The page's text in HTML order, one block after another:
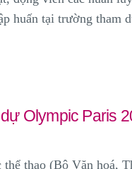
huấn tại trường tham
Olympic Paris
thao (Bộ Văn hoá,